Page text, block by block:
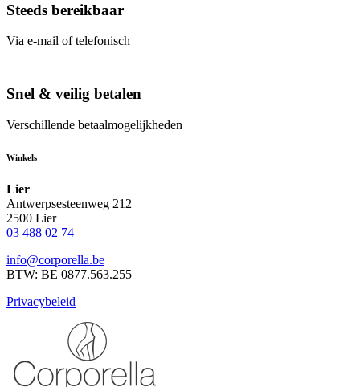
Steeds bereikbaar
Via e-mail of telefonisch
Snel & veilig betalen
Verschillende betaalmogelijkheden
Winkels
Lier
Antwerpsesteenweg 212
2500 Lier
03 488 02 74
info@corporella.be
BTW: BE 0877.563.255
Privacybeleid